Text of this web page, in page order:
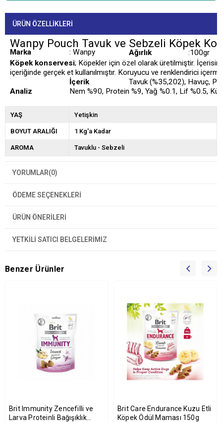
ÜRÜN ÖZELLIKLERI
Wanpy Pouch Tavuk ve Sebzeli Köpek
Marka : Wanpy Ağırlık
:100gr
; Köpekler için özel olarak üretilmiştir.
Köpek konservesi
içeriğinde gerçek et kullanılmıştır. Koruyucu ve renklendirici
İçerik
Tavuk (%35,202), Havuç,
Analiz
Nem %90, Protein %9, Yağ %0.1, Lif %0.5,
YAŞ Yetişkin
BOYUT ARALIĞI 1 Kg'a Kadar
AROMA Tavuklu - Sebzeli
YORUMLAR(0)
ÖDEME SEÇENEKLERI
ÜRÜN ÖNERILERI
YETKİLİ SATICI BELGELERİMİZ
Benzer Ürünler
Brit Immunity Zencefilli ve
Larva Proteinli Bağışıklık
Brit Care Endurance Kuzu Etli
Köpek Ödül Maması 150g